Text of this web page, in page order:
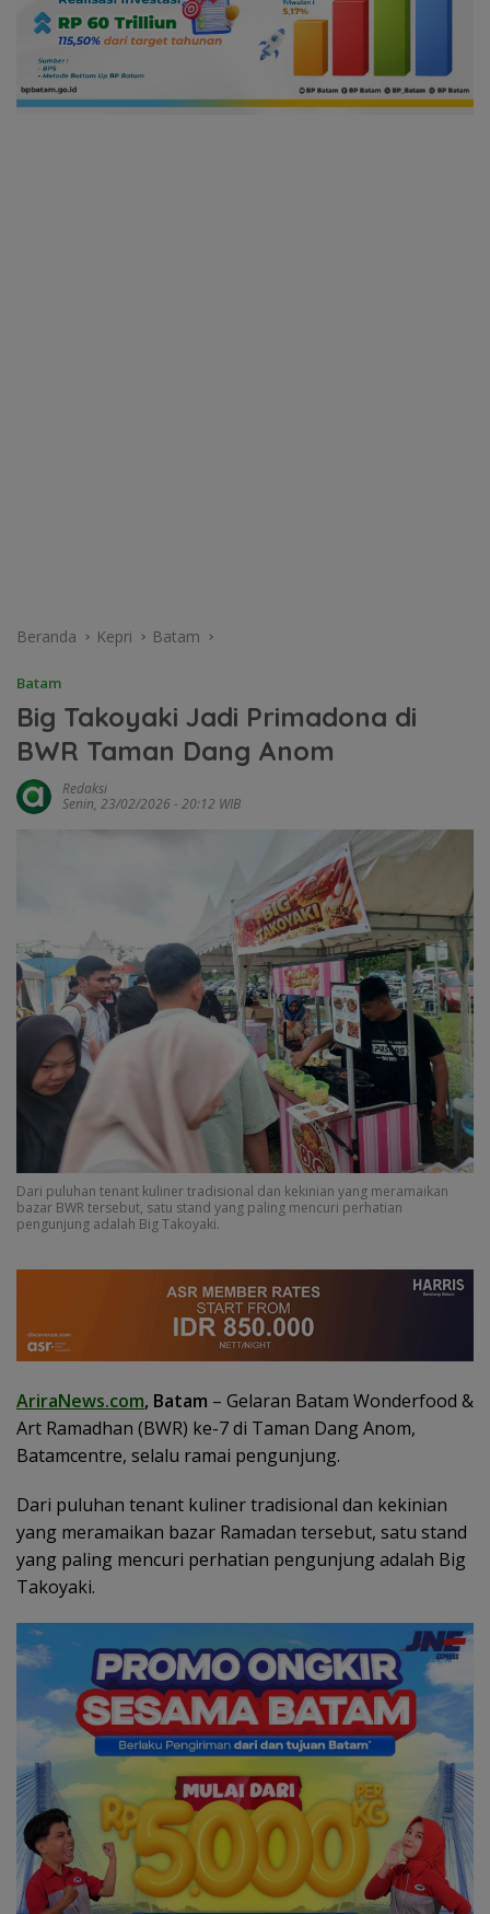
Beranda Kepri Batam
Batam
Big Takoyaki Jadi Primadona di
BWR Taman Dang Anom
Redaksi
Senin, 23/02/2026 - 20:12 WIB
Dari puluhan tenant kuliner tradisional dan kekinian yang meramaikan
bazar BWR tersebut, satu stand yang paling mencuri perhatian
pengunjung adalah Big Takoyaki.
AriraNews.com, Batam – Gelaran Batam Wonderfood &
Art Ramadhan (BWR) ke-7 di Taman Dang Anom,
Batamcentre, selalu ramai pengunjung.
Dari puluhan tenant kuliner tradisional dan kekinian
yang meramaikan bazar Ramadan tersebut, satu stand
yang paling mencuri perhatian pengunjung adalah Big
Takoyaki.